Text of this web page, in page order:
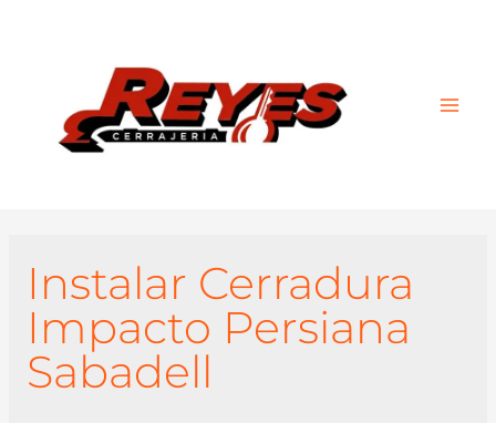
Instalar Cerradura
Impacto Persiana
Sabadell